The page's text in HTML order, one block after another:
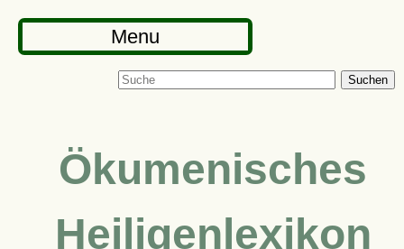
Menu
Suchen
Ökumenisches
Heiligenlexikon